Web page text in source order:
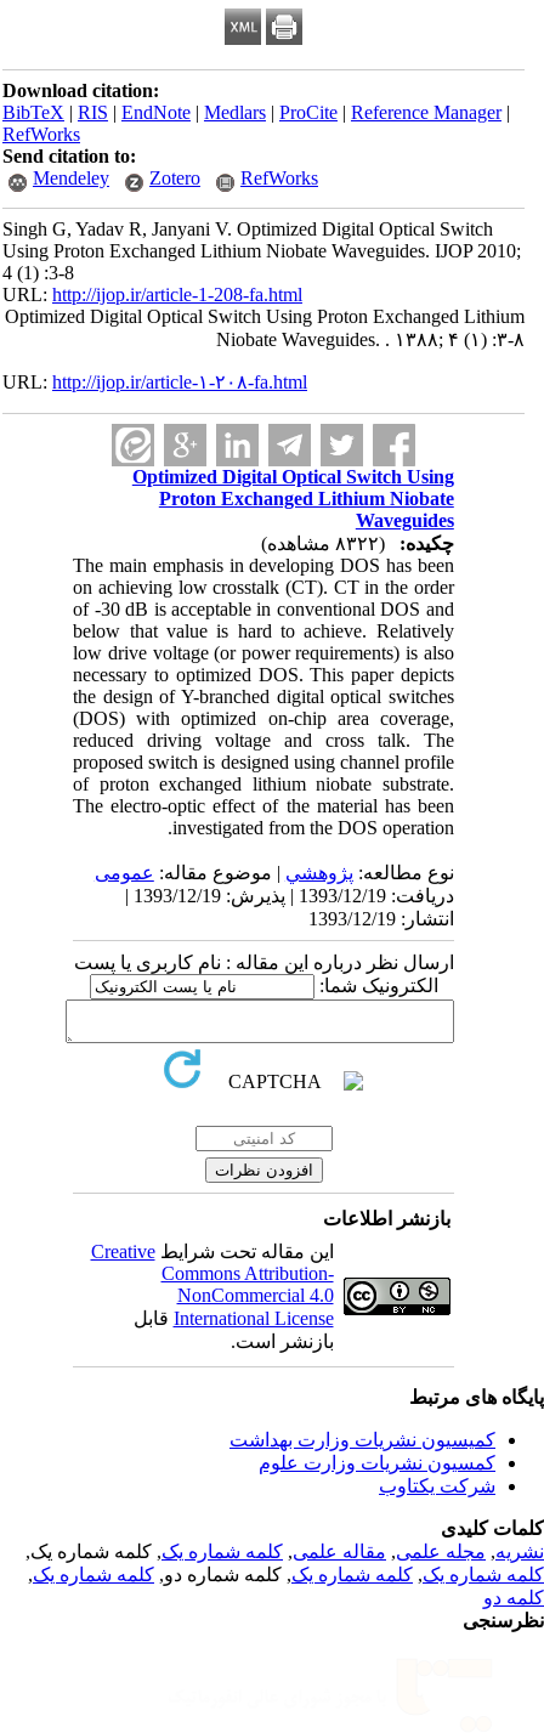
Download citation:
BibTeX|RIS|EndNote|Medlars|ProCite|Reference Manager
RefWorks
Send citation to:
Mendeley
Zotero RefWorks
Singh G, Yadav R, Janyani V. Optimized Digital Optical Switch
Using Proton Exchanged Lithium Niobate Waveguides. IJOP 2010;
4 (1) :3-8
URL:http://ijop.ir/article-1-208-fa.html
Optimized Digital Optical Switch Using Proton Exchanged Lithium
Niobate Waveguides. . ۱۳۸۸; ۴ (۱) :۳-۸
URL:http://ijop.ir/article-۱-۲۰۸-fa.html
Optimized Digital Optical Switch Using
Proton Exchanged Lithium Niobate
Waveguides
چکیده:
The main emphasis in developing DOS has been
on achieving low crosstalk (CT). CT in the order
of -30 dB is acceptable in conventional DOS and
below that value is hard to achieve. Relatively
low drive voltage (or power requirements) is also
necessary to optimized DOS. This paper depicts
the design of Y-branched digital optical switches
(DOS) with optimized on-chip area coverage,
reduced driving voltage and cross talk. The
proposed switch is designed using channel profile
of proton exchanged lithium niobate substrate.
The electro-optic effect of the material has been
investigated from the DOS operation.
نوع مطالعه:پژوهشي| موضوع مقاله:عمومى
دریافت: 1393/12/19 | پذیرش: 1393/12/19 |
انتشار: 1393/12/19
ارسال نظر درباره این مقاله : نام کاربری یا پست
الکترونیک شما:
بازنشر اطلاعات
این مقاله تحت شرایطCreative
Commons Attribution-
NonCommercial 4.0
International Licenseقابل
بازنشر است.
های مرتبط
کمیسیون نشریات وزارت بهداشت
کمسیون نشریات وزارت علوم
شرکت یکتاوب
کلیدی
,مجله علمی, مقاله علمی, کلمه شماره یک, کلمه شماره یک,
شماره یک,کلمه شماره یک, کلمه شماره دو,کلمه شماره یک,
دو